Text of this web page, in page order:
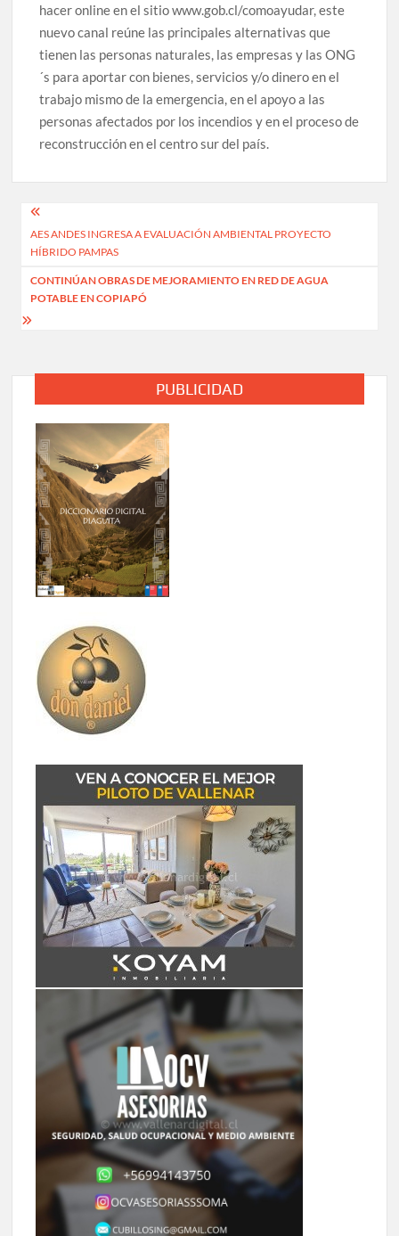
hacer online en el sitio www.gob.cl/comoayudar, este
nuevo canal reúne las principales alternativas que
tienen las personas naturales, las empresas y las ONG
´s para aportar con bienes, servicios y/o dinero en el
trabajo mismo de la emergencia, en el apoyo a las
personas afectados por los incendios y en el proceso de
reconstrucción en el centro sur del país.
Navegación
de
entradas
AES ANDES INGRESA A EVALUACIÓN AMBIENTAL PROYECTO
HÍBRIDO PAMPAS
CONTINÚAN OBRAS DE MEJORAMIENTO EN RED DE AGUA
POTABLE EN COPIAPÓ
PUBLICIDAD